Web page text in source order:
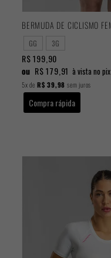
GG 3G
R$ 199,90
ou R$ 179,91 à vista no pix
5xde R$ 39,98 sem juros
Compra rápida